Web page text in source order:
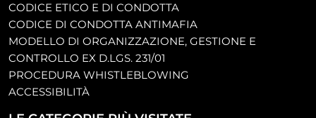
CODICE ETICO E DI CONDOTTA
CODICE DI CONDOTTA ANTIMAFIA
MODELLO DI ORGANIZZAZIONE, GESTIONE E
CONTROLLO EX D.LGS. 231/01
PROCEDURA WHISTLEBLOWING
ACCESSIBILITÀ